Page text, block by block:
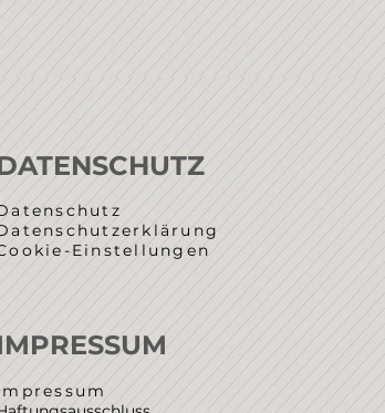
Einstellungen